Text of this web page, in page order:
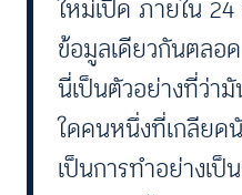
ใหม่เปิด ภายใน
ข้อมูลเดียวกันตลอ
นี่เป็นตัวอย่างที่ว่า
ใดคนหนึ่งที่เกลียด
เป็นการทำอย่างเ